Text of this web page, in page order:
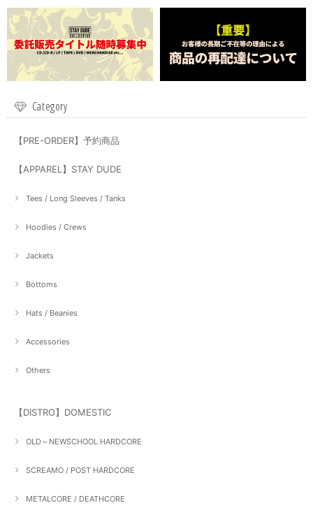
Category
【PRE-ORDER】予約商品
【APPAREL】STAY DUDE
Tees / Long Sleeves / Tanks
Hoodies / Crews
Jackets
Bottoms
Hats / Beanies
Accessories
Others
【DISTRO】DOMESTIC
OLD～NEWSCHOOL HARDCORE
SCREAMO / POST HARDCORE
METALCORE / DEATHCORE